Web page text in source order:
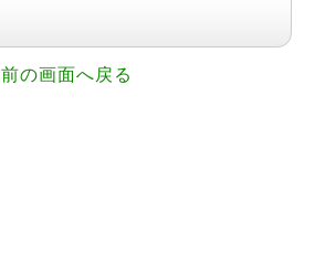
前の画面へ戻る